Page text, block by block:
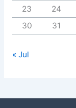
23
24
30
31
« Jul